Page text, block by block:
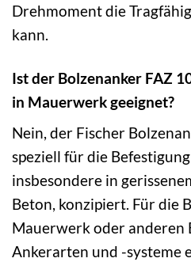
Drehmoment die
kann.
Ist der Bolzenanker FAZ
in Mauerwerk geeignet?
Nein, der Fischer
speziell für die
insbesondere in
Beton, konzipiert. Für die
Mauerwerk oder anderen
Ankerarten und -systeme